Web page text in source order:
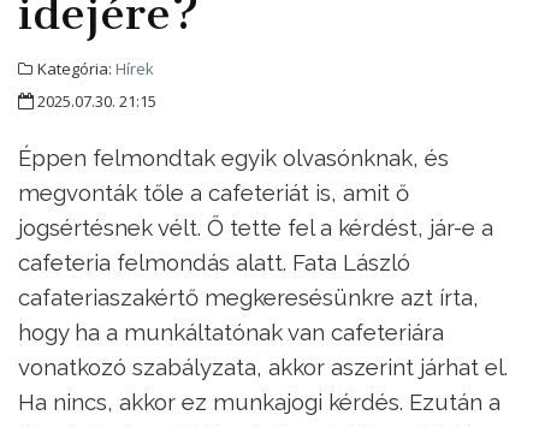
idejére?
Kategória: Hírek
2025.07.30. 21:15
Éppen felmondtak egyik olvasónknak, és
megvonták tőle a cafeteriát is, amit ő
jogsértésnek vélt. Ő tette fel a kérdést, jár-e a
cafeteria felmondás alatt. Fata László
cafateriaszakértő megkeresésünkre azt írta,
hogy ha a munkáltatónak van cafeteriára
vonatkozó szabályzata, akkor aszerint járhat el.
Ha nincs, akkor ez munkajogi kérdés. Ezután a